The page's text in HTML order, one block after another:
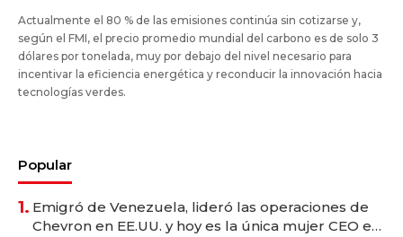
Actualmente el 80 % de las emisiones continúa sin cotizarse y,
según el FMI, el precio promedio mundial del carbono es de solo 3
dólares por tonelada, muy por debajo del nivel necesario para
incentivar la eficiencia energética y reconducir la innovación hacia
tecnologías verdes.
Popular
1. Emigró de Venezuela, lideró las operaciones de
Chevron en EE.UU. y hoy es la única mujer CEO en